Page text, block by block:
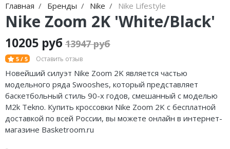
Главная Бренды Nike Nike Lifestyle
Nike Zoom 2K 'White/Black'
10205 руб 13947 руб
5 / 5 Оставить отзыв
Новейший силуэт Nike Zoom 2K является частью
модельного ряда Swooshes, который представляет
баскетбольный стиль 90-х годов, смешанный с моделью
M2k Tekno. Купить кроссовки Nike Zoom 2K с бесплатной
доставкой по всей России, вы можете онлайн в интернет-
магазине Basketroom.ru
Air Jordan 39
Air Jordan 38
Air Jordan 37
Air Jordan 36
Air Jordan 1
Air Jordan 3
adidas Adistar
adidas adiFOM
adidas Adizero
adidas Harden
adidas Dame
adidas AE